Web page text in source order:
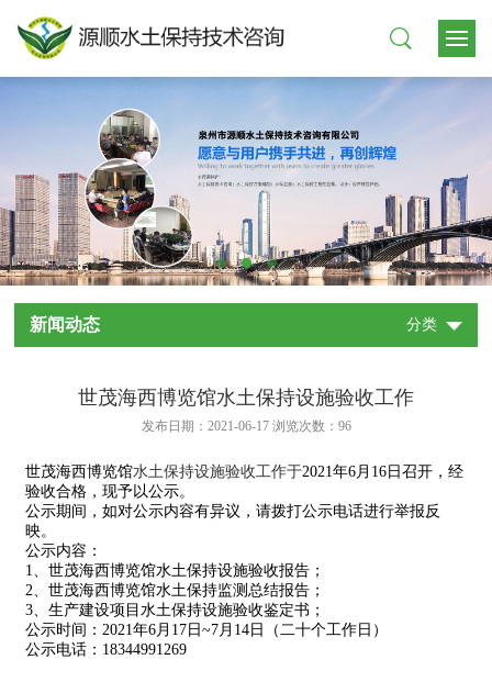
新闻动态 分类
世茂海西博览馆水土保持设施验收工作
发布日期：2021-06-17 浏览次数：96
世茂海西博览馆水土保持设施验收工作于2021年6月 16 日召开，经
验收合格，现予以公示。
公示期间，如对公示内容有异议，请拨打公示电话进行举报反
映。
公示内容：
1、世茂海西博览馆水土保持设施验收报告；
2、世茂海西博览馆水土保持监测总结报告；
3、生产建设项目水土保持设施验收鉴定书；
公示时间：2021年6月 17 日~7月 14 日（二十个工作日）
公示电话： 18344991269